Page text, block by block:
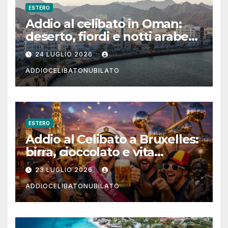
ESTERO
Addio al celibato in Oman:
deserto, fiordi e notti arabe
tra Muscat e Musandam
24 LUGLIO 2026
ADDIOCELIBATONUBILATO
ESTERO
Addio al Celibato a Bruxelles:
birra, cioccolato e vita
notturna per un weekend
indimenticabile
23 LUGLIO 2026
ADDIOCELIBATONUBILATO